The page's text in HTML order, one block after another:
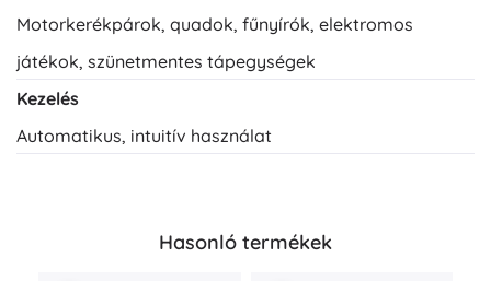
Motorkerékpárok, quadok, fűnyírók, elektromos
játékok, szünetmentes tápegységek
Kezelés
Automatikus, intuitív használat
Hasonló termékek